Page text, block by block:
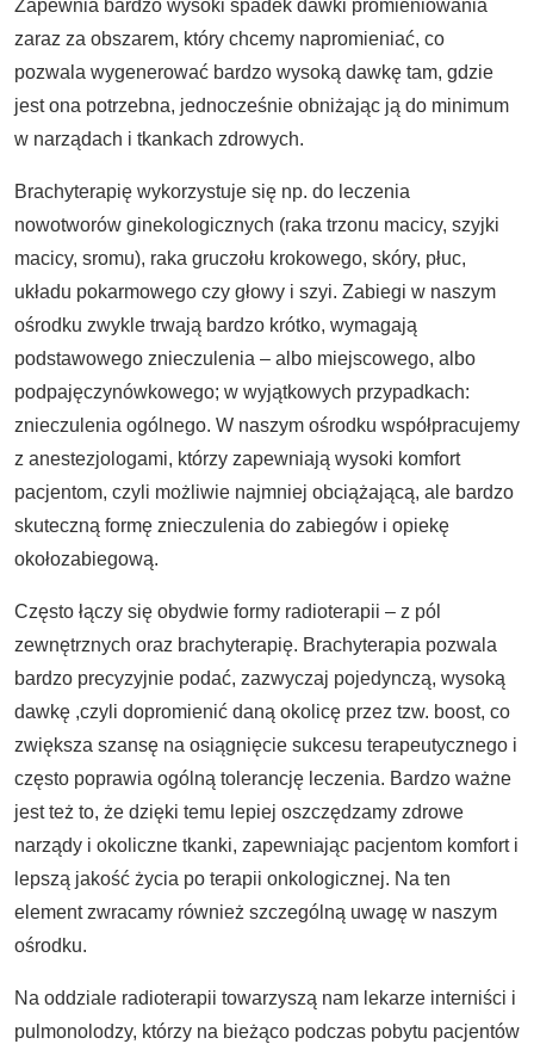
Zapewnia bardzo wysoki spadek dawki promieniowania
zaraz za obszarem, który chcemy napromieniać, co
pozwala wygenerować bardzo wysoką dawkę tam, gdzie
jest ona potrzebna, jednocześnie obniżając ją do minimum
w narządach i tkankach zdrowych.
Brachyterapię wykorzystuje się np. do leczenia
nowotworów ginekologicznych (raka trzonu macicy, szyjki
macicy, sromu), raka gruczołu krokowego, skóry, płuc,
układu pokarmowego czy głowy i szyi. Zabiegi w naszym
ośrodku zwykle trwają bardzo krótko, wymagają
podstawowego znieczulenia – albo miejscowego, albo
podpajęczynówkowego; w wyjątkowych przypadkach:
znieczulenia ogólnego. W naszym ośrodku współpracujemy
z anestezjologami, którzy zapewniają wysoki komfort
pacjentom, czyli możliwie najmniej obciążającą, ale bardzo
skuteczną formę znieczulenia do zabiegów i opiekę
okołozabiegową.
Często łączy się obydwie formy radioterapii – z pól
zewnętrznych oraz brachyterapię. Brachyterapia pozwala
bardzo precyzyjnie podać, zazwyczaj pojedynczą, wysoką
dawkę ,czyli dopromienić daną okolicę przez tzw. boost, co
zwiększa szansę na osiągnięcie sukcesu terapeutycznego i
często poprawia ogólną tolerancję leczenia. Bardzo ważne
jest też to, że dzięki temu lepiej oszczędzamy zdrowe
narządy i okoliczne tkanki, zapewniając pacjentom komfort i
lepszą jakość życia po terapii onkologicznej. Na ten
element zwracamy również szczególną uwagę w naszym
ośrodku.
Na oddziale radioterapii towarzyszą nam lekarze interniści i
pulmonolodzy, którzy na bieżąco podczas pobytu pacjentów